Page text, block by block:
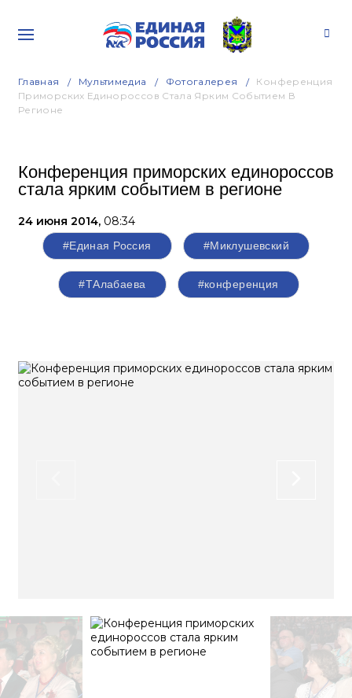
Главная Мультимедиа Фотогалерея
Конференция
Приморских Единороссов Стала Ярким Событием В
Регионе
Конференция приморских единороссов
стала ярким событием в регионе
24 июня 2014, 08:34
#Единая Россия #Миклушевский
#ТАлабаева #конференция